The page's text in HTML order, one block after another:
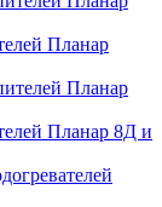
Планар
Планар 8Д и